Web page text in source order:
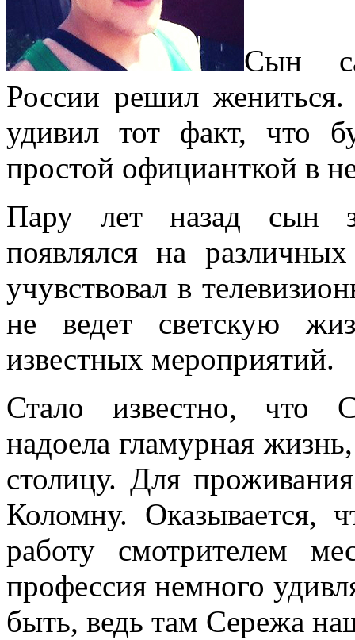
Сын
России решил
удивил тот факт, что
простой официанткой в
Пару лет назад сын
появлялся на
учувствовал в
не ведет светскую
известных мероприятий.
Стало известно, что
надоела гламурная
столицу. Для
Коломну. Оказывается,
работу смотрителем
профессия немного
быть, ведь там Сережа